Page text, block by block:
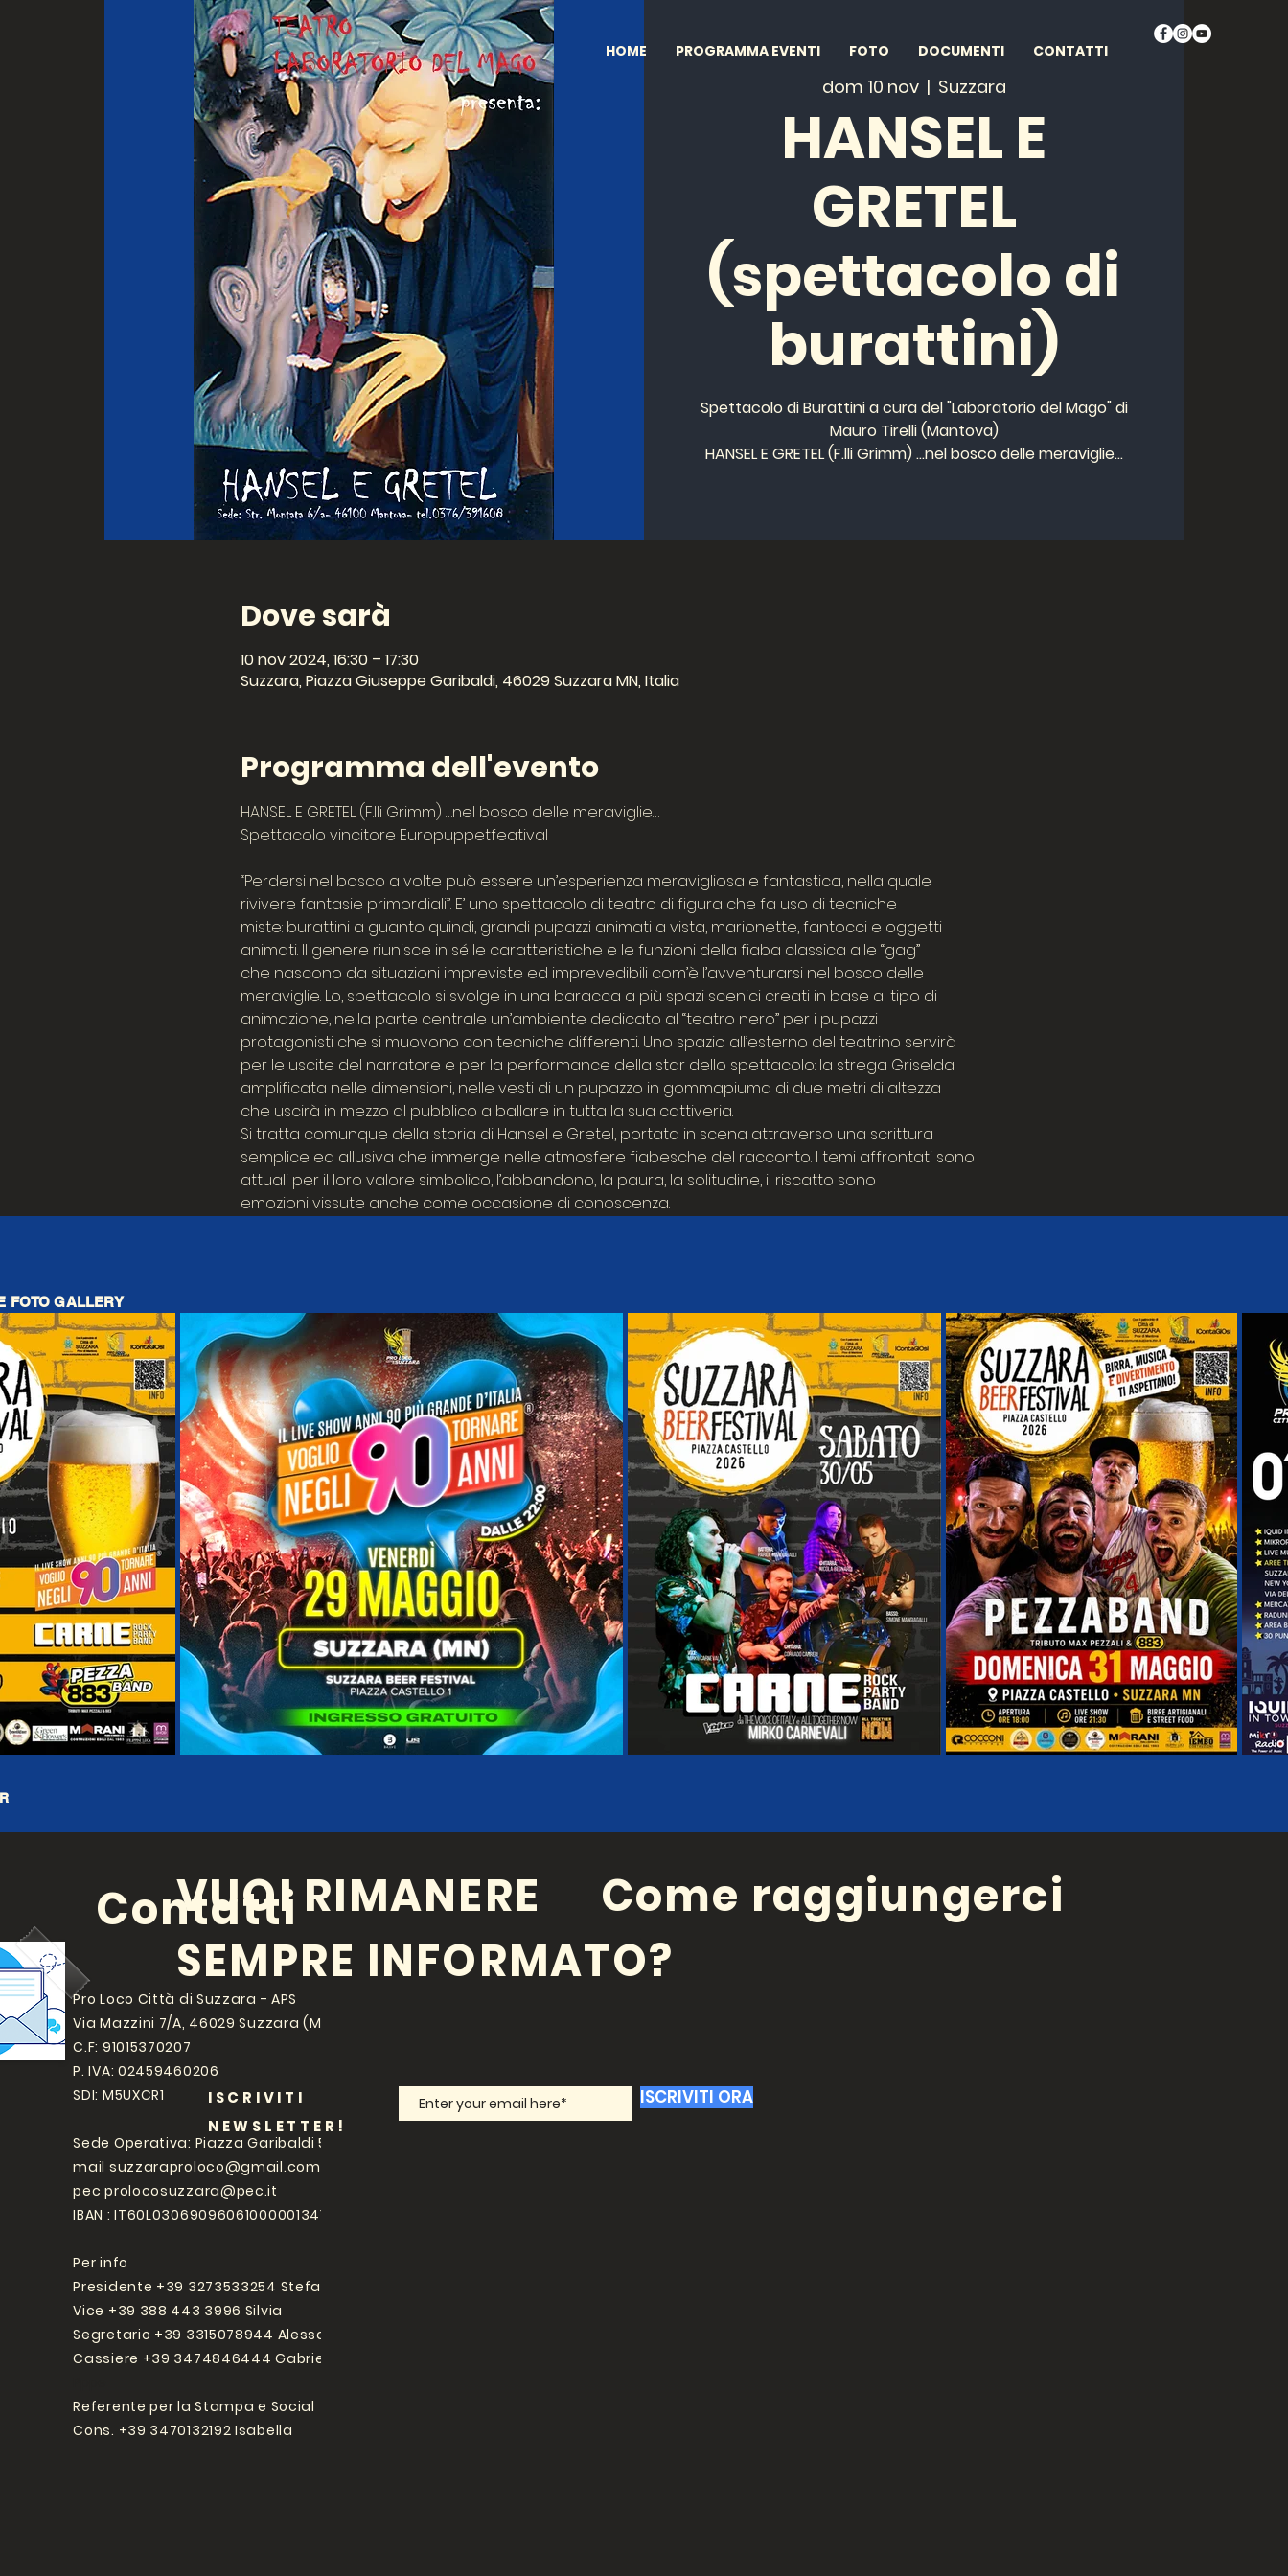
HOME PROGRAMMA EVENTI FOTO DOCUMENTI CONTATTI
dom 10 nov
  |
Suzzara
HANSEL E
GRETEL
(spettacolo di
burattini)
Spettacolo di Burattini a cura del "Laboratorio del Mago" di
Mauro Tirelli (Mantova)
HANSEL E GRETEL (F.lli Grimm) …nel bosco delle meraviglie…
Dove sarà
10 nov 2024, 16:30 – 17:30
Suzzara, Piazza Giuseppe Garibaldi, 46029 Suzzara MN, Italia
Programma dell'evento
HANSEL E GRETEL (F.lli Grimm) …nel bosco delle meraviglie…
Spettacolo vincitore Europuppetfeatival
“Perdersi nel bosco a volte può essere un’esperienza meravigliosa e fantastica, nella quale
rivivere fantasie primordiali”. E’ uno spettacolo di teatro di figura che fa uso di tecniche
miste: burattini a guanto quindi, grandi pupazzi animati a vista, marionette, fantocci e oggetti
animati. Il genere riunisce in sé le caratteristiche e le funzioni della fiaba classica alle “gag”
che nascono da situazioni impreviste ed imprevedibili com’è l’avventurarsi nel bosco delle
meraviglie. Lo, spettacolo si svolge in una baracca a più spazi scenici creati in base al tipo di
animazione, nella parte centrale un’ambiente dedicato al “teatro nero” per i pupazzi
protagonisti che si muovono con tecniche differenti. Uno spazio all’esterno del teatrino servirà
per le uscite del narratore e per la performance della star dello spettacolo: la strega Griselda
amplificata nelle dimensioni, nelle vesti di un pupazzo in gommapiuma di due metri di altezza
che uscirà in mezzo al pubblico a ballare in tutta la sua cattiveria.
Si tratta comunque della storia di Hansel e Gretel, portata in scena attraverso una scrittura
semplice ed allusiva che immerge nelle atmosfere fiabesche del racconto. I temi affrontati sono
attuali per il loro valore simbolico, l’abbandono, la paura, la solitudine, il riscatto sono
emozioni vissute anche come occasione di conoscenza.
FOTO GALLERY
Contatti
Pro Loco Città di Suzzara - APS
Via Mazzini 7/A, 46029 Suzzara (MN)
C.F: 91015370207
P. IVA: 02459460206
SDI: M5UXCR1
Sede Operativa: Piazza Garibaldi 5
mail suzzaraproloco@gmail.com
pecprolocosuzzara@pec.it
IBAN : IT60L0306909606100000134107
Per info
Presidente +39 3273533254 Stefano
Vice +39 388 443 3996 Silvia
Segretario +39 3315078944 Alessandro
Cassiere +39 3474846444 Gabriele
Referente per la Stampa e Social
Cons. +39 3470132192 Isabella
VUOI RIMANERE
SEMPRE INFORMATO?
ISCRIVITI
NEWSLETTER!
ISCRIVITI ORA
Come raggiungerci